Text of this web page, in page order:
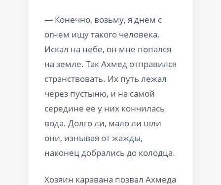
— Конечно, возьму, я днем с
огнем ищу такого человека.
Искал на небе, он мне попался
на земле. Так Ахмед отправился
странствовать. Их путь лежал
через пустыню, и на самой
середине ее у них кончилась
вода. Долго ли, мало ли шли
они, изнывая от жажды,
наконец добрались до колодца.
Хозяин каравана позвал Ахмеда